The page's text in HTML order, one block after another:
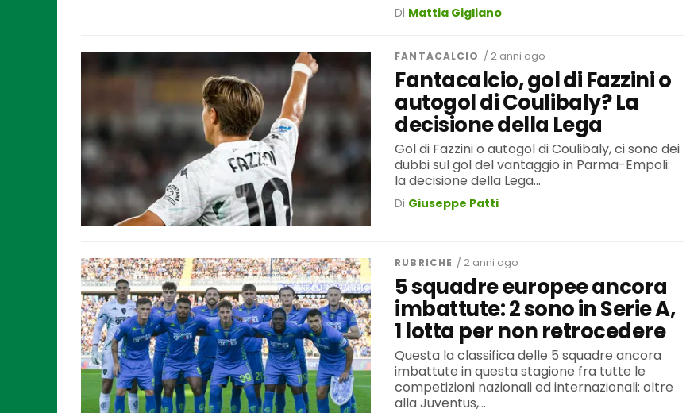
Di Mattia Gigliano
FANTACALCIO / 2 anni ago
Fantacalcio, gol di Fazzini o
autogol di Coulibaly? La
decisione della Lega
Gol di Fazzini o autogol di Coulibaly, ci sono dei
dubbi sul gol del vantaggio in Parma-Empoli:
la decisione della Lega...
Di Giuseppe Patti
RUBRICHE / 2 anni ago
5 squadre europee ancora
imbattute: 2 sono in Serie A,
1 lotta per non retrocedere
Questa la classifica delle 5 squadre ancora
imbattute in questa stagione fra tutte le
competizioni nazionali ed internazionali: oltre
alla Juventus,...